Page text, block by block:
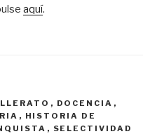
aquí.
, DOCENCIA ,
, HISTORIA DE
, SELECTIVIDAD